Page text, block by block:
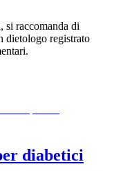
si raccomanda di
dietologo registrato
diabetici